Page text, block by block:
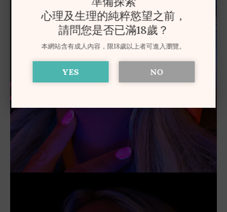
心理及生理的純粹慾望之前，
請問您是否已滿18歲？
本網站含有成人內容，限18歲以上者可進入瀏覽。
YES NO